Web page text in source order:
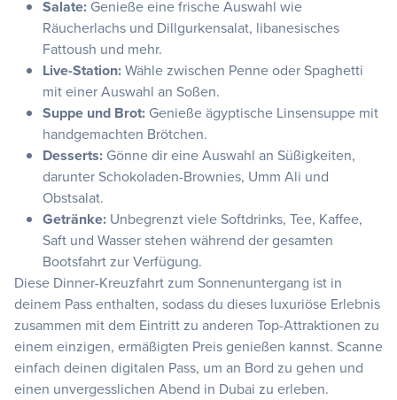
Salate: Genieße eine frische Auswahl wie
Räucherlachs und Dillgurkensalat, libanesisches
Fattoush und mehr.
Live-Station:Wähle zwischen Penne oder Spaghetti
mit einer Auswahl an Soßen.
Suppe und Brot: Genieße ägyptische Linsensuppe mit
handgemachten Brötchen.
Desserts: Gönne dir eine Auswahl an Süßigkeiten,
darunter Schokoladen-Brownies, Umm Ali und
Obstsalat.
Getränke: Unbegrenzt viele Softdrinks, Tee, Kaffee,
Saft und Wasser stehen während der gesamten
Bootsfahrt zur Verfügung.
Diese Dinner-Kreuzfahrt zum Sonnenuntergang ist in
deinem Pass enthalten, sodass du dieses luxuriöse Erlebnis
zusammen mit dem Eintritt zu anderen Top-Attraktionen zu
einem einzigen, ermäßigten Preis genießen kannst. Scanne
einfach deinen digitalen Pass, um an Bord zu gehen und
einen unvergesslichen Abend in Dubai zu erleben.